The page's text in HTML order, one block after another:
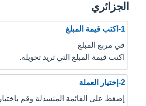
الجزائري
1-اكتب قيمة المبلغ
في مربع المبلغ
اكتب قيمة المبلغ التي تريد تحويله.
2-إختيار العملة
إضغط على القائمة المنسدلة وقم